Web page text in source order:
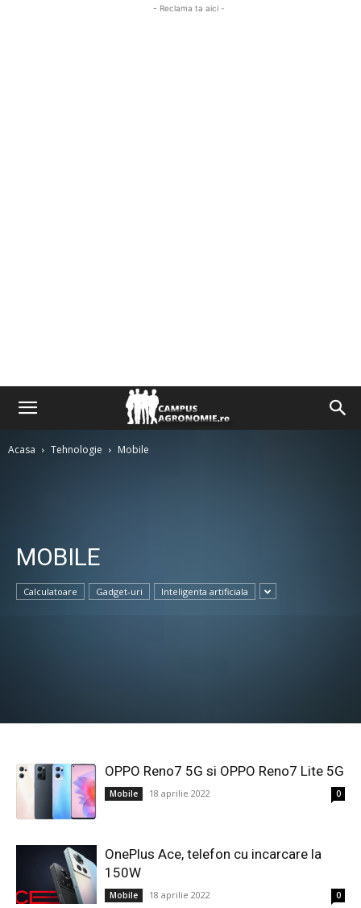
- Reclama ta aici -
Acasa Tehnologie Mobile
MOBILE
Calculatoare Gadget-uri Inteligenta artificiala
OPPO Reno7 5G si OPPO Reno7 Lite 5G
Mobile 18 aprilie 2022 0
OnePlus Ace, telefon cu incarcare la
150W
Mobile 18 aprilie 2022 0